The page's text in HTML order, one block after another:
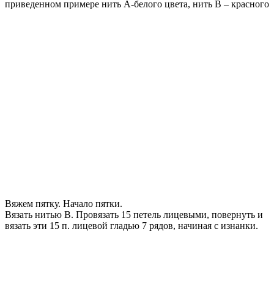
приведенном примере нить А-белого цвета, нить В – красного
Вяжем пятку. Начало пятки.
Вязать нитью В. Провязать 15 петель лицевыми, повернуть и
вязать эти 15 п. лицевой гладью 7 рядов, начиная с изнанки.